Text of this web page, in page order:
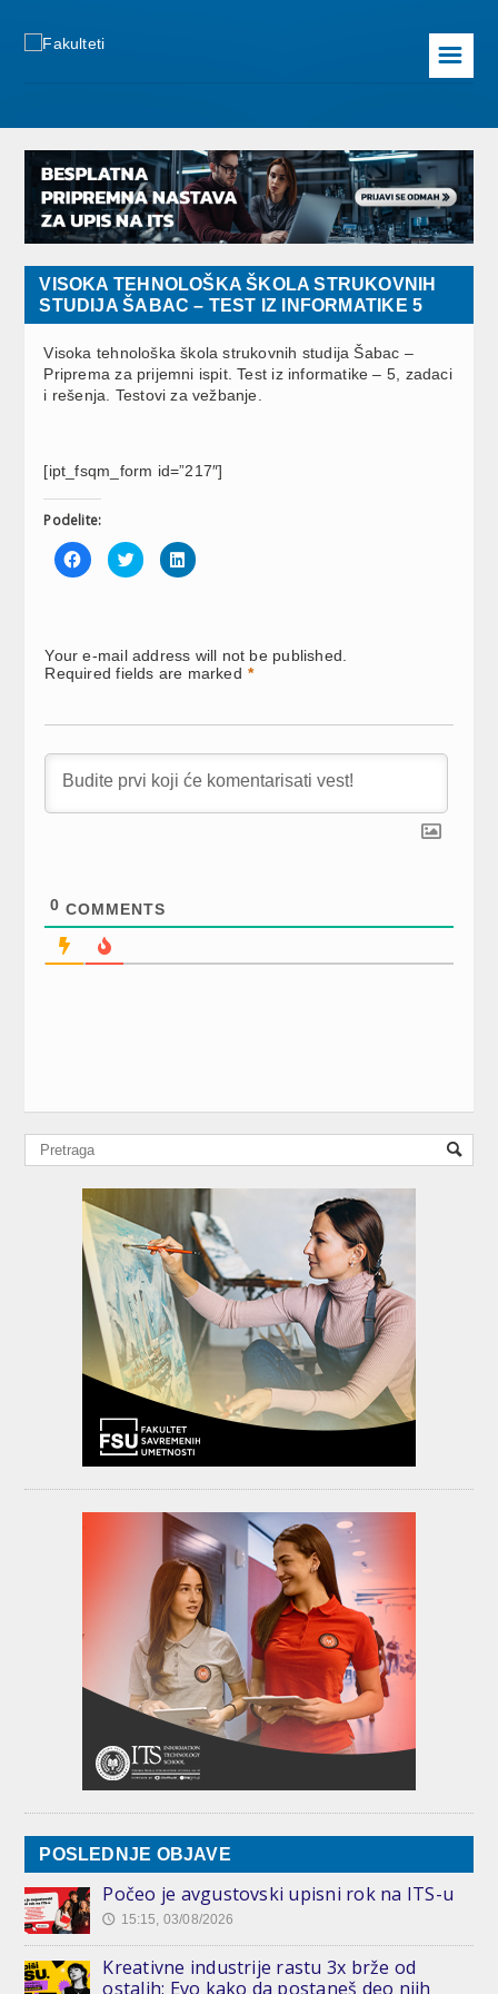
☰
VISOKA TEHNOLOŠKA ŠKOLA STRUKOVNIH
STUDIJA ŠABAC – TEST IZ INFORMATIKE 5
Visoka tehnološka škola strukovnih studija Šabac –
Priprema za prijemni ispit. Test iz informatike – 5, zadaci
i rešenja. Testovi za vežbanje.
[ipt_fsqm_form id=”217″]
Podelite:
Click
to
share
new
window)
Click
to
share
new
window)
Click
to
new
window)
Your e-mail address will not be published.
Required fields are marked *
0 COMMENTS
POSLEDNJE OBJAVE
Počeo je avgustovski upisni rok na ITS-u
🕔 15:15, 03/08/2026
Kreativne industrije rastu 3x brže od
ostalih: Evo kako da postaneš deo njih